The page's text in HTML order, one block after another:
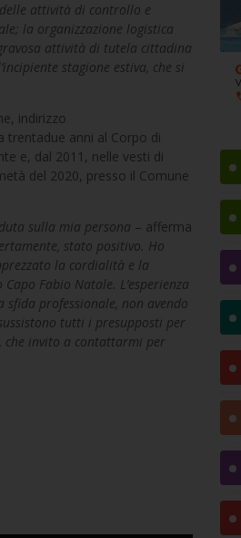
attività di controllo e
la organizzazione logistica
attività di tutela cittadina
stagione estiva, che si
indirizzo
trentadue anni al Corpo di
e, dal 2011, nelle vesti di
del 2020, presso il Comune
sulla mia persona – afferma
stato positivo. Ho
la cordialità e la
Fabio Natale. L’esperienza
sfida professionale, non avendo
tutti i presupposti per
che invito a contattarmi per